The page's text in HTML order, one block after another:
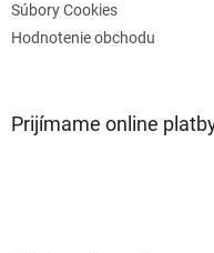
Súbory Cookies
Hodnotenie obchodu
Prijímame online